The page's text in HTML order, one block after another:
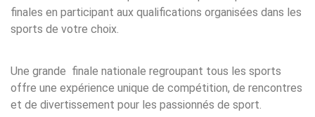
finales en participant aux qualifications organisées dans les
sports de votre choix.
Une grande finale nationale regroupant tous les sports
offre une expérience unique de compétition, de rencontres
et de divertissement pour les passionnés de sport.